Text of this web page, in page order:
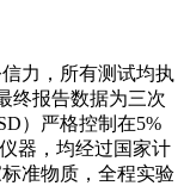
力，所有测试均执
终报告数据为三次
）严格控制在5%
器，均经过国家计
准物质，全程实验